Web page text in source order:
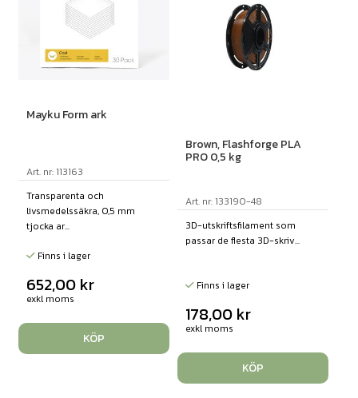
Mayku Form ark
Art. nr: 113163
Transparenta och
livsmedelssäkra, 0,5 mm
tjocka ar...
Finns i lager
652,00 kr
exkl moms
KÖP
Brown, Flashforge PLA
PRO 0,5 kg
Art. nr: 133190-48
3D-utskriftsfilament som
passar de flesta 3D-skriv...
Finns i lager
178,00 kr
exkl moms
KÖP